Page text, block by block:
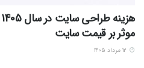
موثر بر قیمت سایت